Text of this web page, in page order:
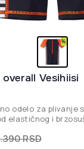
overall Vesihiisi
RSD
odelo za plivanje
elastičnog i